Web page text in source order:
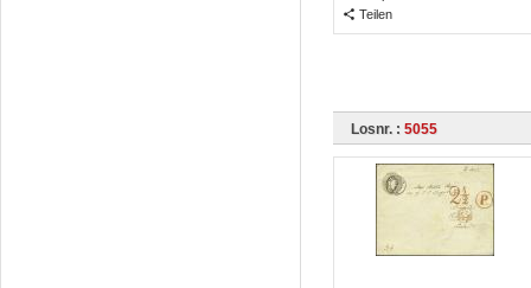
Teilen
Losnr. : 5055